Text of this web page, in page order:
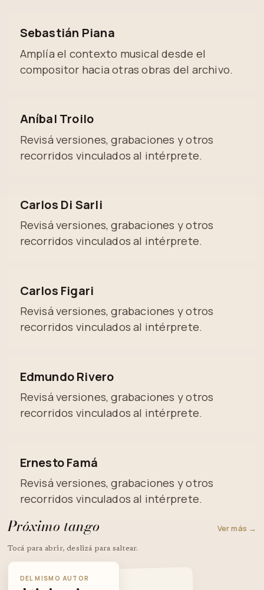
Sebastián Piana
Amplía el contexto musical desde el
compositor hacia otras obras del archivo.
Aníbal Troilo
Revisá versiones, grabaciones y otros
recorridos vinculados al intérprete.
Carlos Di Sarli
Revisá versiones, grabaciones y otros
recorridos vinculados al intérprete.
Carlos Figari
Revisá versiones, grabaciones y otros
recorridos vinculados al intérprete.
Edmundo Rivero
Revisá versiones, grabaciones y otros
recorridos vinculados al intérprete.
Ernesto Famá
Revisá versiones, grabaciones y otros
recorridos vinculados al intérprete.
Próximo tango Ver más →
Tocá para abrir, deslizá para saltear.
DEL MISMO AUTOR
DEL MISMO AUTOR